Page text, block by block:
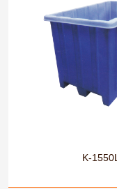
K-1550L